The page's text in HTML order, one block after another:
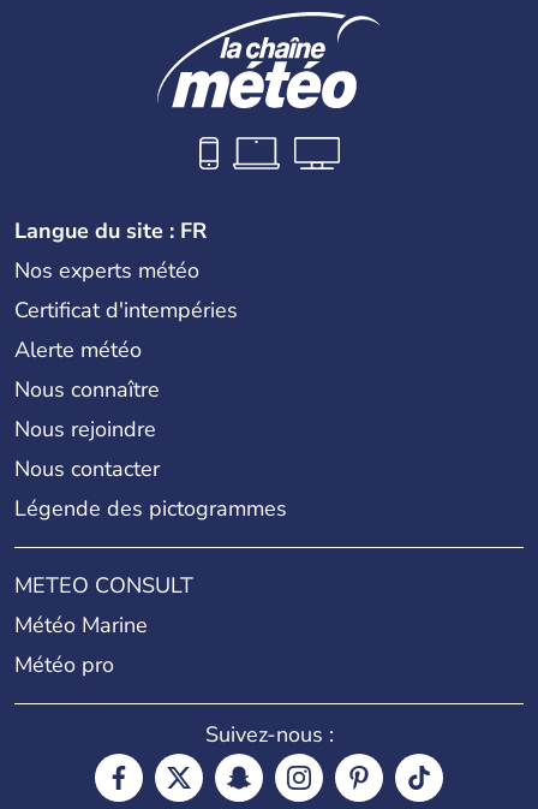
Langue du site : FR
Nos experts météo
Certificat d'intempéries
Alerte météo
Nous connaître
Nous rejoindre
Nous contacter
Légende des pictogrammes
METEO CONSULT
Météo Marine
Météo pro
Suivez-nous :